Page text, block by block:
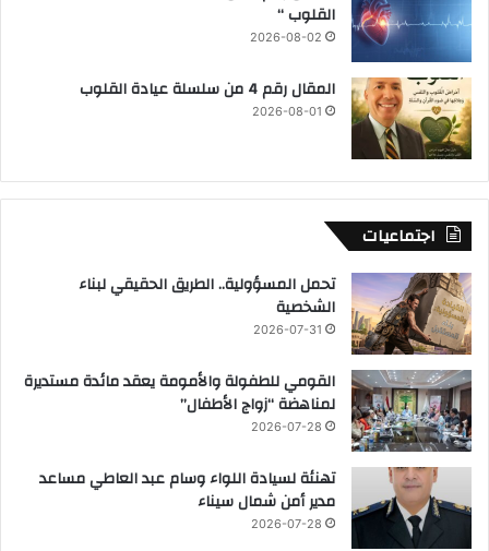
القلوب “
2026-08-02
المقال رقم 4 من سلسلة عيادة القلوب
2026-08-01
اجتماعيات
تحمل المسؤولية.. الطريق الحقيقي لبناء
الشخصية
2026-07-31
القومي للطفولة والأمومة يعقد مائدة مستديرة
لمناهضة “زواج الأطفال”
2026-07-28
تهنئة لسيادة اللواء وسام عبد العاطي مساعد
مدير أمن شمال سيناء
2026-07-28